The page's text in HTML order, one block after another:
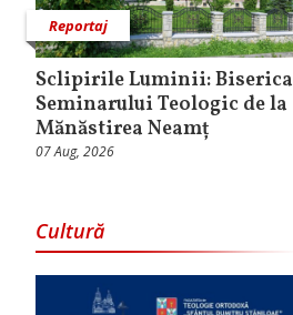
Reportaj
Sclipirile Luminii: Biserica
Seminarului Teologic de la
Mănăstirea Neamț
07 Aug, 2026
Cultură